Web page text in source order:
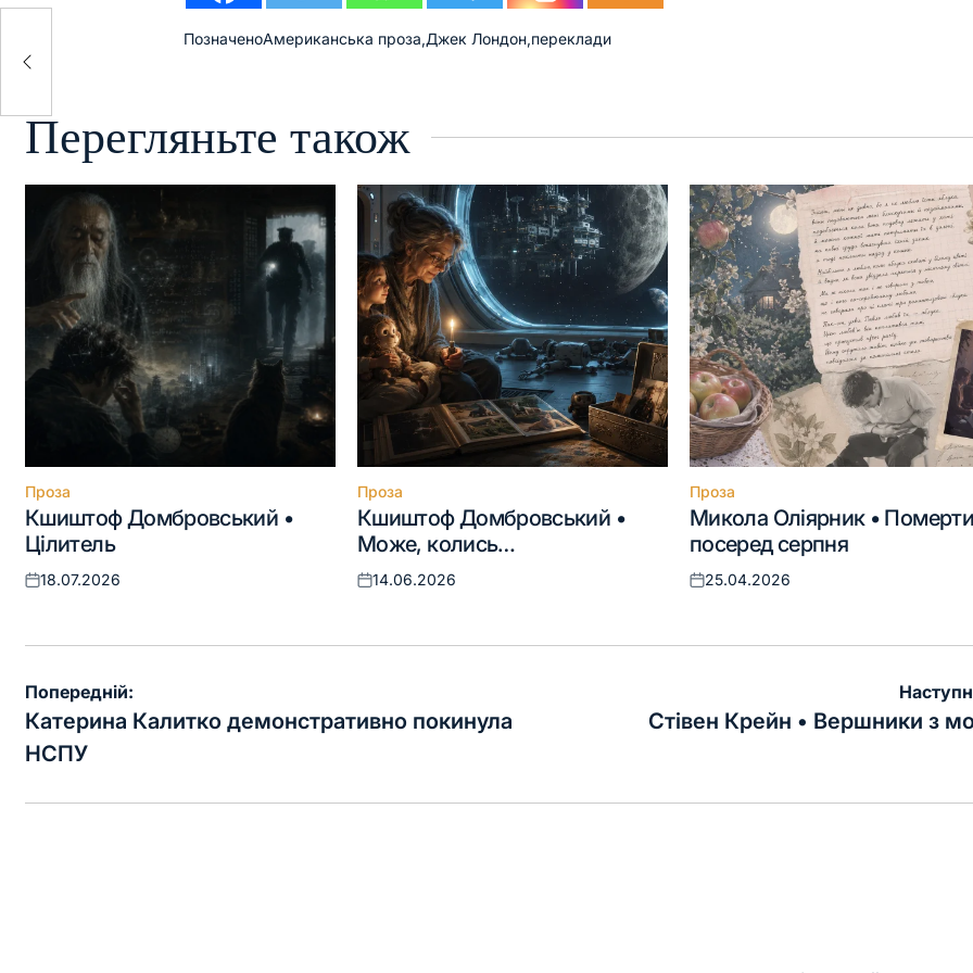
ПозначеноАмериканська проза,Джек Лондон,переклади
Перегляньте також
Опублікувати
у
Проза
Кшиштоф Домбровський •
Цілитель
Оприлюднено
18.07.2026
Опублікувати
у
Проза
Кшиштоф Домбровський •
Може, колись…
Оприлюднено
14.06.2026
Опублікувати
у
Проза
Микола Оліярник • Померти
посеред серпня
Оприлюднено
25.04.2026
Навігація
записів
Попередній:
Катерина Калитко демонстративно покинула
НСПУ
Стівен Крейн • Вершники з